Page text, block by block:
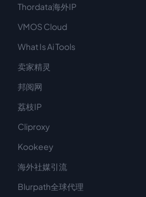
Thordata海外IP
VMOS Cloud
What Is Ai Tools
卖家精灵
邦阅网
荔枝IP
Cliproxy
Kookeey
海外社媒引流
Blurpath全球代理